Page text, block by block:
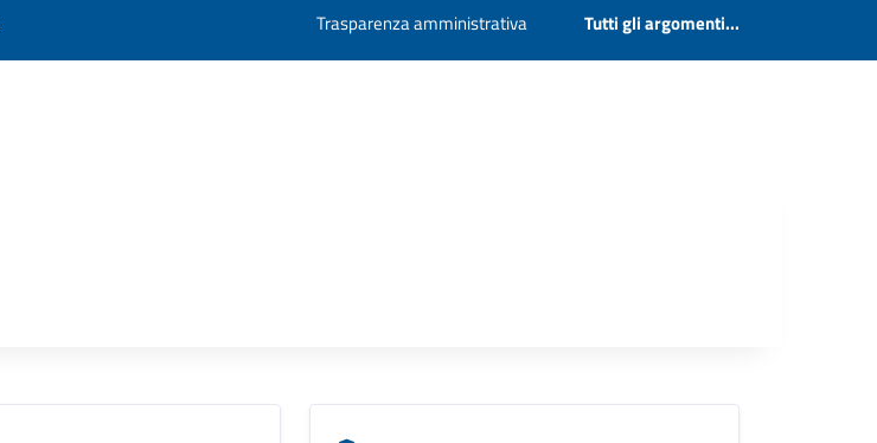
Trasparenza amministrativa Tutti gli argomenti...